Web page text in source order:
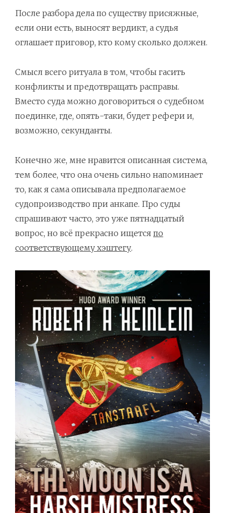
После разбора дела по существу присяжные,
если они есть, выносят вердикт, а судья
оглашает приговор, кто кому сколько должен.
Смысл всего ритуала в том, чтобы гасить
конфликты и предотвращать расправы.
Вместо суда можно договориться о судебном
поединке, где, опять-таки, будет рефери и,
возможно, секунданты.
Конечно же, мне нравится описанная система,
тем более, что она очень сильно напоминает
то, как я сама описывала предполагаемое
судопроизводство при анкапе. Про суды
спрашивают часто, это уже пятнадцатый
вопрос, но всё прекрасно ищется по
соответствующему хэштегу.